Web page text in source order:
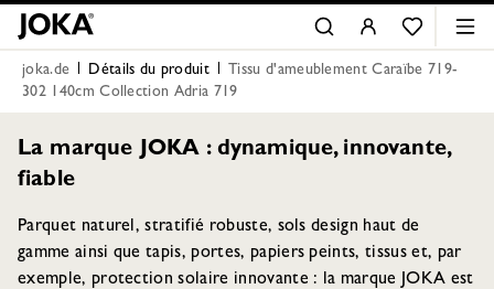
joka.de Détails du produit
Tissu d'ameublement Caraïbe 719-
302 140cm Collection Adria 719
La marque JOKA : dynamique, innovante,
fiable
Parquet naturel, stratifié robuste, sols design haut de
gamme ainsi que tapis, portes, papiers peints, tissus et, par
exemple, protection solaire innovante : la marque JOKA est